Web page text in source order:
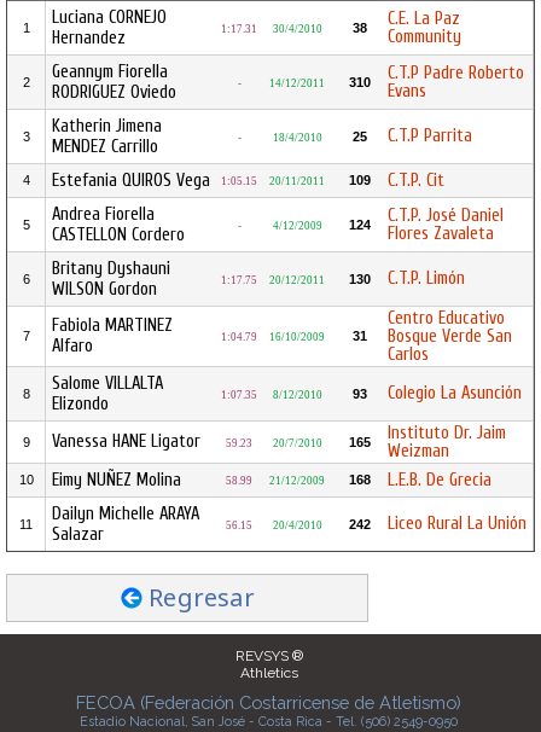
1
Luciana CORNEJO
Hernandez
1:17.31 30/4/2010 38
C.E. La Paz
Community
2
Geannym Fiorella
RODRIGUEZ Oviedo
- 14/12/2011 310
C.T.P Padre Roberto
Evans
3
Katherin Jimena
MENDEZ Carrillo
- 18/4/2010 25 C.T.P Parrita
4 Estefania QUIROS Vega 1:05.15 20/11/2011 109 C.T.P. Cit
5
Andrea Fiorella
CASTELLON Cordero
- 4/12/2009 124
C.T.P. José Daniel
Flores Zavaleta
6
Britany Dyshauni
WILSON Gordon
1:17.75 20/12/2011 130 C.T.P. Limón
7
Fabiola MARTINEZ
Alfaro
1:04.79 16/10/2009 31
Centro Educativo
Bosque Verde San
Carlos
8
Salome VILLALTA
Elizondo
1:07.35 8/12/2010 93 Colegio La Asunción
9 Vanessa HANE Ligator 59.23 20/7/2010 165
Instituto Dr. Jaim
Weizman
10 Eimy NUÑEZ Molina 58.99 21/12/2009 168 L.E.B. De Grecia
11
Dailyn Michelle ARAYA
Salazar
56.15 20/4/2010 242 Liceo Rural La Unión
Regresar
REVSYS ®
Athletics
FECOA (Federación Costarricense de Atletismo)
Estadio Nacional, San José - Costa Rica - Tel. (506) 2549-0950